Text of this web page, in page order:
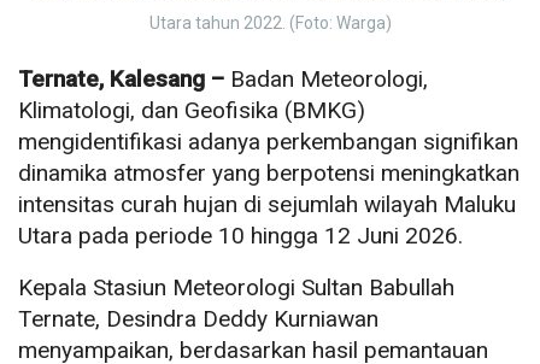
Utara tahun 2022. (Foto: Warga)
Ternate, Kalesang – Badan Meteorologi,
Klimatologi, dan Geofisika (BMKG)
mengidentifikasi adanya perkembangan signifikan
dinamika atmosfer yang berpotensi meningkatkan
intensitas curah hujan di sejumlah wilayah Maluku
Utara pada periode 10 hingga 12 Juni 2026.
Kepala Stasiun Meteorologi Sultan Babullah
Ternate, Desindra Deddy Kurniawan
menyampaikan, berdasarkan hasil pemantauan